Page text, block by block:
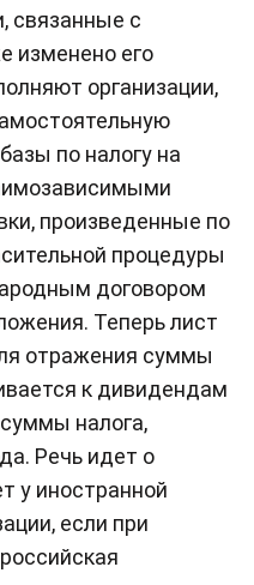
связанные с
изменено его
организации,
по налогу на
произведенные по
процедуры
договором
Теперь лист
отражения суммы
к дивидендам
налога,
Речь идет о
у иностранной
если при